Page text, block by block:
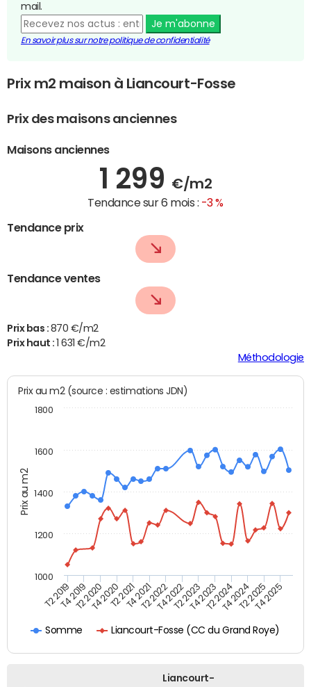
mail.
Je m'abonne
En savoir plus sur notre politique de confidentialité
Prix m2 maison à Liancourt-Fosse
Prix des maisons anciennes
Maisons anciennes
1 299 €/m2
Tendance sur 6 mois : -3 %
Tendance prix
Tendance ventes
Prix bas : 870 €/m2
Prix haut :
1 631 €/m2
Méthodologie
Prix au m2
Prix au m2 (source : estimations JDN)
Somme Liancourt-Fosse (CC du Grand Roye)
T2 2019T4 2019T2 2020T4 2020T2 2021T4 2021T2 2022T4 2022T2 2023T4 2023T2 2024T4 2024T2 2025T4 2025
1000
1200
1400
1600
1800
Liancourt-